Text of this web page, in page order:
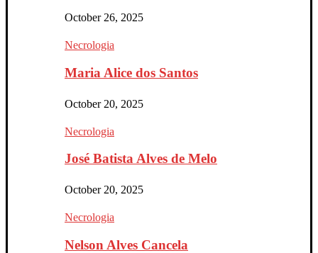
October 26, 2025
Necrologia
Maria Alice dos Santos
October 20, 2025
Necrologia
José Batista Alves de Melo
October 20, 2025
Necrologia
Nelson Alves Cancela